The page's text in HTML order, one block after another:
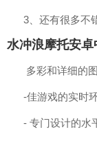
3、还有很多不
水冲浪摩托安
多彩和详细的图
-佳游戏的实时环
- 专门设计的水